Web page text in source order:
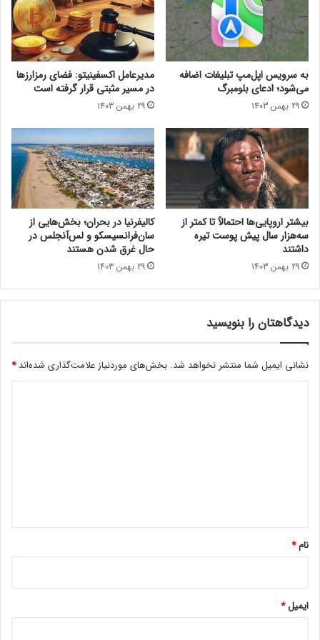
ا
ر
ت
ع
د
ی
ل
ن
ی
ر
م
ی‌
ن
د
ا
ن
ه
۴
س
ا
ع
ت
ک
ا
ر
م
ک
ن
د
به سرویس اپل‌مپ تبلیغات اضافه
می‌شود؛ ادعای بلومبرگ
29 بهمن 1403
مدیرعامل اکسفینیتو:‌ فضای رمزارزها
در مسیر مثبتی قرار گرفته است
29 بهمن 1403
بیشتر اروپایی‌ها احتمالاً تا کمتر از
سه‌هزار سال پیش پوست تیره
داشتند
29 بهمن 1403
کالیفرنیا در بحران؛ بخش‌هایی از
سان‌فرانسیسکو و لس‌آنجلس در
حال غرق شدن هستند
29 بهمن 1403
دیدگاهتان را بنویسید
نشانی ایمیل شما منتشر نخواهد شد. بخش‌های موردنیاز علامت‌گذاری شده‌اند*
نام*
ایمیل*